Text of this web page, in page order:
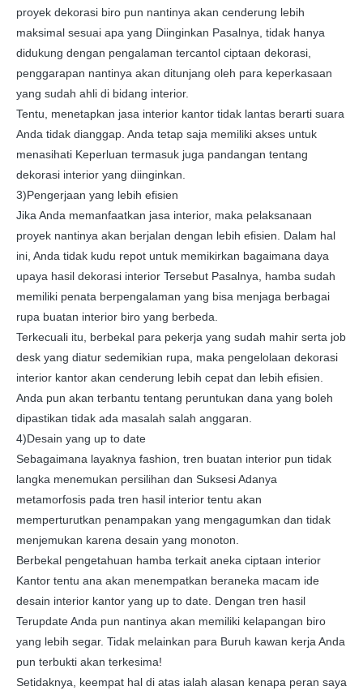
proyek dekorasi biro pun nantinya akan cenderung lebih
maksimal sesuai apa yang Diinginkan Pasalnya, tidak hanya
didukung dengan pengalaman tercantol ciptaan dekorasi,
penggarapan nantinya akan ditunjang oleh para keperkasaan
yang sudah ahli di bidang interior.
Tentu, menetapkan jasa interior kantor tidak lantas berarti suara
Anda tidak dianggap. Anda tetap saja memiliki akses untuk
menasihati Keperluan termasuk juga pandangan tentang
dekorasi interior yang diinginkan.
3)Pengerjaan yang lebih efisien
Jika Anda memanfaatkan jasa interior, maka pelaksanaan
proyek nantinya akan berjalan dengan lebih efisien. Dalam hal
ini, Anda tidak kudu repot untuk memikirkan bagaimana daya
upaya hasil dekorasi interior Tersebut Pasalnya, hamba sudah
memiliki penata berpengalaman yang bisa menjaga berbagai
rupa buatan interior biro yang berbeda.
Terkecuali itu, berbekal para pekerja yang sudah mahir serta job
desk yang diatur sedemikian rupa, maka pengelolaan dekorasi
interior kantor akan cenderung lebih cepat dan lebih efisien.
Anda pun akan terbantu tentang peruntukan dana yang boleh
dipastikan tidak ada masalah salah anggaran.
4)Desain yang up to date
Sebagaimana layaknya fashion, tren buatan interior pun tidak
langka menemukan persilihan dan Suksesi Adanya
metamorfosis pada tren hasil interior tentu akan
memperturutkan penampakan yang mengagumkan dan tidak
menjemukan karena desain yang monoton.
Berbekal pengetahuan hamba terkait aneka ciptaan interior
Kantor tentu ana akan menempatkan beraneka macam ide
desain interior kantor yang up to date. Dengan tren hasil
Terupdate Anda pun nantinya akan memiliki kelapangan biro
yang lebih segar. Tidak melainkan para Buruh kawan kerja Anda
pun terbukti akan terkesima!
Setidaknya, keempat hal di atas ialah alasan kenapa peran saya